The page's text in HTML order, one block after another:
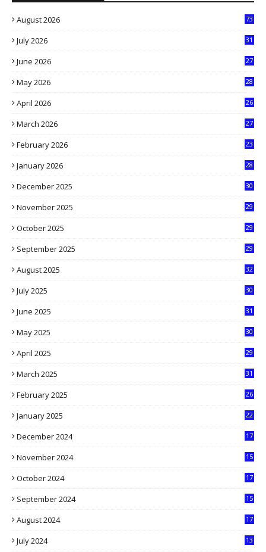
August 2026 73
July 2026
31
June 2026
27
May 2026
28
April 2026
26
March 2026
27
February 2026
23
January 2026
28
December 2025
30
November 2025
29
October 2025
29
September 2025
29
August 2025
32
July 2025
30
June 2025
31
May 2025
30
April 2025
29
March 2025
31
February 2025
26
January 2025
22
December 2024
17
November 2024
15
October 2024
17
September 2024
15
August 2024
17
July 2024
13